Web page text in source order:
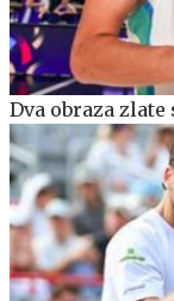
Dva obraza